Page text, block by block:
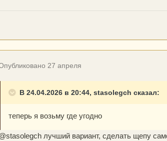
27 апреля
В 24.04.2026 в 20:44, stasolegch сказал:
теперь я возьму где угодно
лучший вариант, сделать щепу